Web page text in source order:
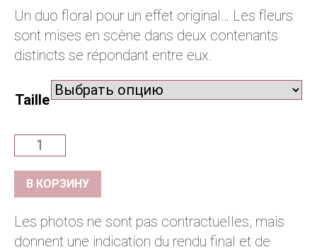
Un duo floral pour un effet original… Les fleurs
sont mises en scène dans deux contenants
distincts se répondant entre eux.
Taille
Количество
Duetto
В КОРЗИНУ
Les photos ne sont pas contractuelles, mais
donnent une indication du rendu final et de